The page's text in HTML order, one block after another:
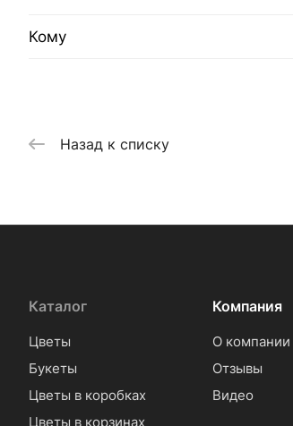
Кому
Назад к списку
Каталог
Цветы
Букеты
Цветы в коробках
Цветы в корзинах
Компания
О компании
Отзывы
Видео